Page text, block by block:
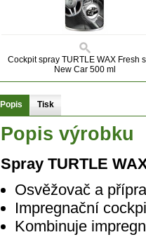
Cockpit spray TURTLE WAX Fresh
New Car 500 ml
Popis Tisk
Popis výrobku
Spray TURTLE
Osvěžovač a
Impregnační
Kombinuje